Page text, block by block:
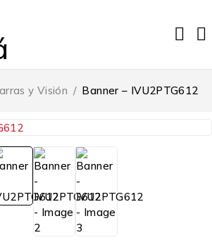
y Visión / Banner – IVU2PTG612